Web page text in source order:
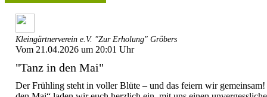
Kleingärtnerverein e.V. "Zur Erholung" Gröbers
Vom 21.04.2026 um 20:01 Uhr
"Tanz in den Mai"
Der Frühling steht in voller Blüte – und das feiern wir